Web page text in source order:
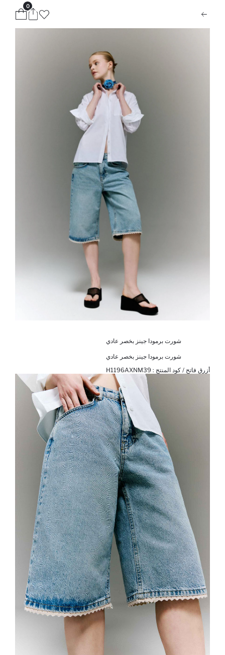
0
شورت برمودا جينز بخصر عادي
شورت برمودا جينز بخصر عادي
أزرق فاتح / كود المنتج : H1196AXNM39